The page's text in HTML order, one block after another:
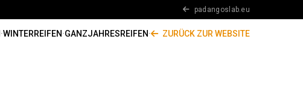
padangoslab.eu
·WINTERREIFEN·GANZJAHRESREIFEN· ZURÜCK ZUR WEBSITE